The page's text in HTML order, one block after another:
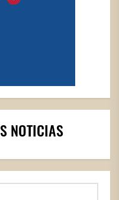
NOTICIAS